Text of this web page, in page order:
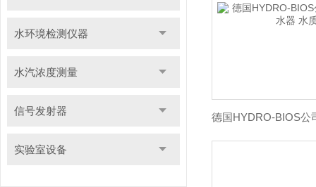
水环境检测仪器
水汽浓度测量
信号发射器
实验室设备